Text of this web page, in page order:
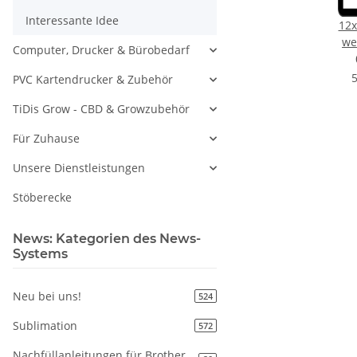
Interessante Idee
Computer, Drucker & Bürobedarf
PVC Kartendrucker & Zubehör
TiDis Grow - CBD & Growzubehör
Für Zuhause
Unsere Dienstleistungen
Stöberecke
News: Kategorien des News-
Systems
Neu bei uns! 524
Sublimation 572